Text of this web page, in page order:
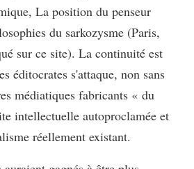
La position du penseur
du sarkozysme (Paris,
sur ce site). La continuité est
éditocrates s'attaque, non sans
médiatiques fabricants « du
intellectuelle autoproclamée et
réellement existant.